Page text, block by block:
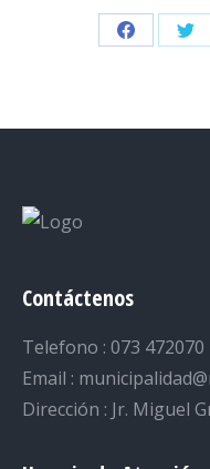
Share
Contáctenos
Telefono : 073 472070
Email :
Dirección : Jr. Miguel